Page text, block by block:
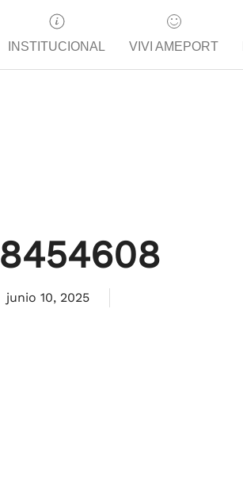
INSTITUCIONAL VIVI AMEPORT
junio 10, 2025